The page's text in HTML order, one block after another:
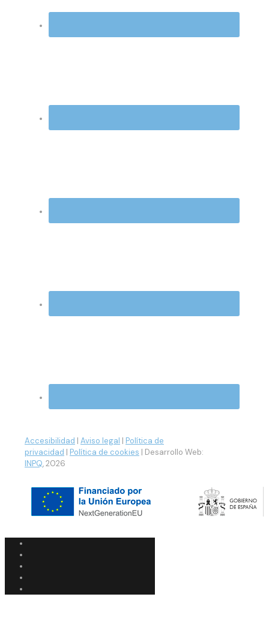
Accesibilidad | Aviso legal | Política de
privacidad | Política de cookies | Desarrollo Web:
INPQ, 2026